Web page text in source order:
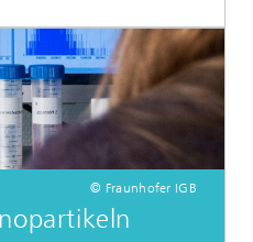
© Fraunhofer IGB